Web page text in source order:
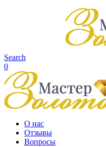
Search
0
О нас
Отзывы
Вопросы